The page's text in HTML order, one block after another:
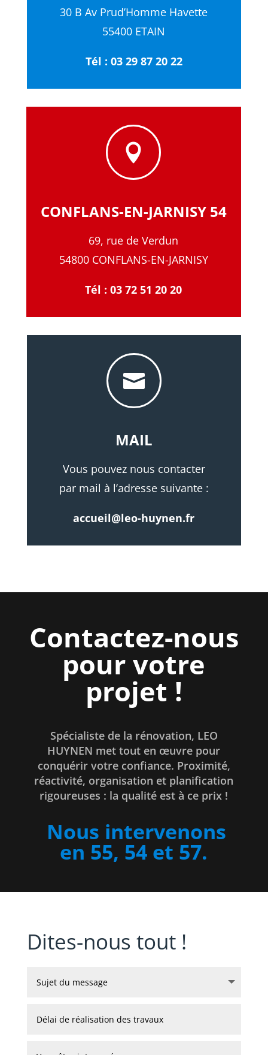
30 B Av Prud’Homme Havette
55400 ETAIN
Tél : 03 29 87 20 22

CONFLANS-EN-JARNISY 54
69, rue de Verdun
54800 CONFLANS-EN-JARNISY
Tél : 03 72 51 20 20

MAIL
Vous pouvez nous contacter
par mail à l’adresse suivante :
accueil@leo-huynen.fr
Contactez-nous
pour votre
projet !
Spécialiste de la rénovation, LEO
HUYNEN met tout en œuvre pour
conquérir votre confiance. Proximité,
réactivité, organisation et planification
rigoureuses : la qualité est à ce prix !
Nous intervenons
en 55, 54 et 57.
Dites-nous tout !